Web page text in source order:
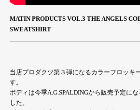
MATIN PRODUCTS VOL.3 THE ANGELS
SWEATSHIRT
当店プロダクツ第３弾になるカラーフロッキ
す。
ボディは今季A.G.SPALDINGから販売予定に
した。